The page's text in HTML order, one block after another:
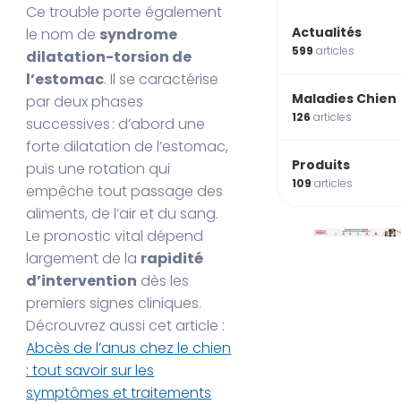
Ce trouble porte également
le nom de syndrome
dilatation-torsion de
l’estomac. Il se caractérise
par deux phases
successives : d’abord une
forte dilatation de l’estomac,
puis une rotation qui
empêche tout passage des
aliments, de l’air et du sang.
Le pronostic vital dépend
largement de la rapidité
d’intervention dès les
premiers signes cliniques.
Décrouvrez aussi cet article :
Abcès de l’anus chez le chien
: tout savoir sur les
symptômes et traitements
Actualités
599articles
Maladies Chien
126articles
Produits
109articles